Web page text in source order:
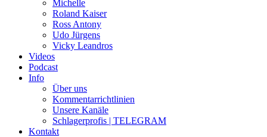
Michelle
Roland Kaiser
Ross Antony
Udo Jürgens
Vicky Leandros
Videos
Podcast
Info
Über uns
Kommentarrichtlinien
Unsere Kanäle
Schlagerprofis | TELEGRAM
Kontakt